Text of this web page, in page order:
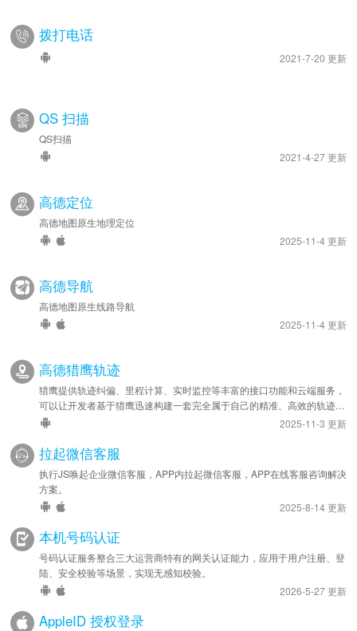
拨打电话
2021-7-20 更新
QS 扫描
QS扫描
2021-4-27 更新
高德定位
高德地图原生地理定位
2025-11-4 更新
高德导航
高德地图原生线路导航
2025-11-4 更新
高德猎鹰轨迹
猎鹰提供轨迹纠偏、里程计算、实时监控等丰富的接口功能和云端服务，
可以让开发者基于猎鹰迅速构建一套完全属于自己的精准、高效的轨迹管
理系统，应用于车队管理、人员管理等领域。
2025-11-3 更新
拉起微信客服
执行JS唤起企业微信客服，APP内拉起微信客服，APP在线客服咨询解决
方案。
2025-8-14 更新
本机号码认证
号码认证服务整合三大运营商特有的网关认证能力，应用于用户注册、登
陆、安全校验等场景，实现无感知校验。
2026-5-27 更新
AppleID 授权登录